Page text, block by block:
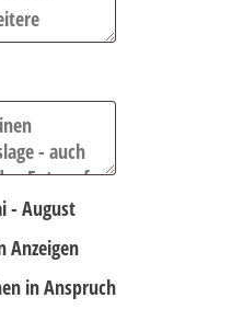
- August
Anzeigen
in Anspruch